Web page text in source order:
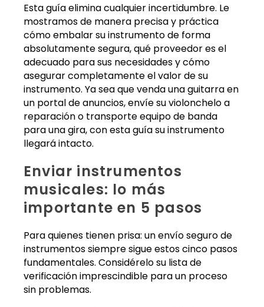
Esta guía elimina cualquier incertidumbre. Le
mostramos de manera precisa y práctica
cómo embalar su instrumento de forma
absolutamente segura, qué proveedor es el
adecuado para sus necesidades y cómo
asegurar completamente el valor de su
instrumento. Ya sea que venda una guitarra en
un portal de anuncios, envíe su violonchelo a
reparación o transporte equipo de banda
para una gira, con esta guía su instrumento
llegará intacto.
Enviar instrumentos
musicales: lo más
importante en 5 pasos
Para quienes tienen prisa: un envío seguro de
instrumentos siempre sigue estos cinco pasos
fundamentales. Considérelo su lista de
verificación imprescindible para un proceso
sin problemas.